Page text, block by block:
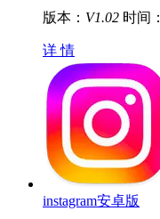
版本： V1.02 时间：
详 情
instagram安卓版